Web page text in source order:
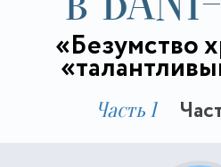
«Безумство
Часть 1